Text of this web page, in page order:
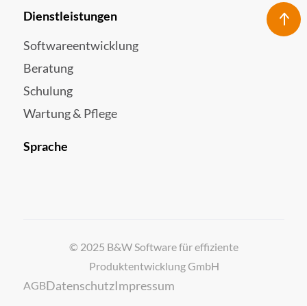
Dienstleistungen
Softwareentwicklung
Beratung
Schulung
Wartung & Pflege
Sprache
© 2025 B&W Software für effiziente
Produktentwicklung GmbH
AGBDatenschutzImpressum